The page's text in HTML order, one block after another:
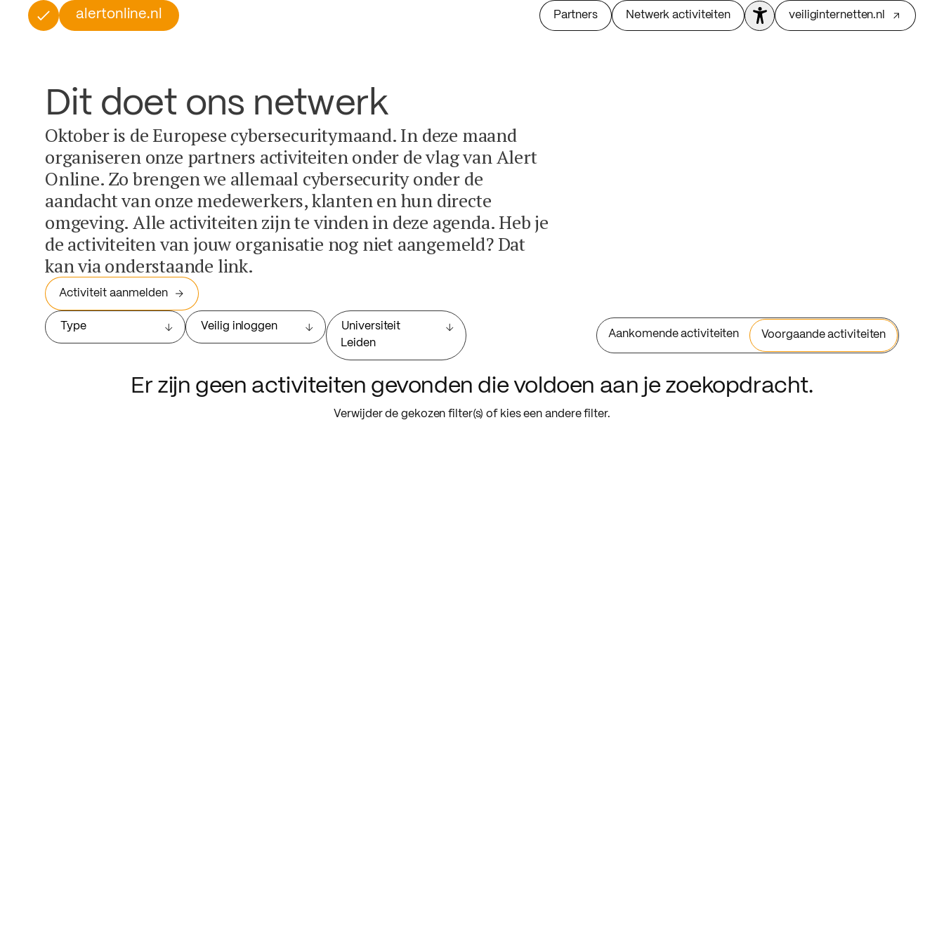
alertonline.nl Partners Netwerk activiteiten veiliginternetten.nl
Dit doet ons netwerk
Oktober is de Europese cybersecuritymaand. In deze maand
organiseren onze partners activiteiten onder de vlag van Alert
Online. Zo brengen we allemaal cybersecurity onder de
aandacht van onze medewerkers, klanten en hun directe
omgeving. Alle activiteiten zijn te vinden in deze agenda. Heb je
de activiteiten van jouw organisatie nog niet aangemeld? Dat
kan via onderstaande link.
Activiteit aanmelden
Type Veilig inloggen
Universiteit
Leiden
Aankomende activiteiten Voorgaande activiteiten
Er zijn geen activiteiten gevonden die voldoen aan je zoekopdracht.
Verwijder de gekozen filter(s) of kies een andere filter.